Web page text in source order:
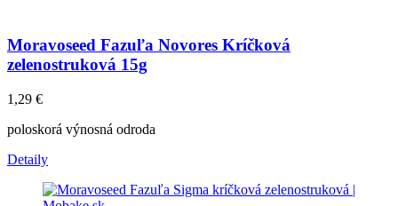
Moravoseed Fazuľa Novores Kríčková
zelenostruková 15g
1,29 €
poloskorá výnosná odroda
Detaily